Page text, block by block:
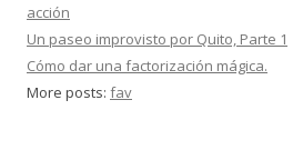
acción
Un paseo improvisto por Quito, Parte 1
Cómo dar una factorización mágica.
More posts: fav